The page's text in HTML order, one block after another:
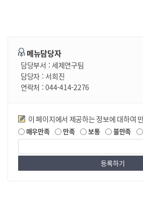
메뉴담당자
담당부서 : 세제연구팀
담당자 : 서희진
연락처 :044-414-2276
만족도조사
이 페이지에서 제공하는 정보에 대하여
매우만족 만족 보통 불만족